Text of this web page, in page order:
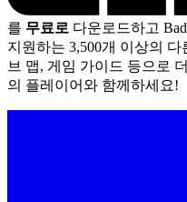
를 무료로 다운로드하고
지원하는 3,500개 이상의
브 맵, 게임 가이드 등으로
의 플레이어와 함께하세요!